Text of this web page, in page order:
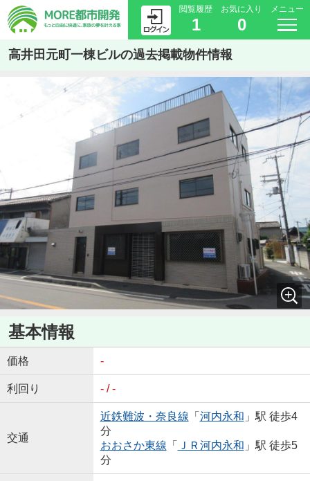
閲覧履歴
1
お気に入り
0
メニュー
高井田元町一棟ビルの過去掲載物件情報
基本情報
価格 -
利回り - / -
交通
近鉄難波・奈良線 「 河内永和 」駅 徒歩4
分
おおさか東線 「 ＪＲ河内永和 」駅 徒歩5
分